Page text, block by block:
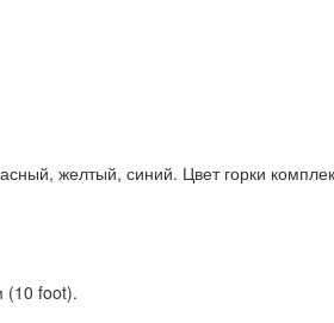
желтый, синий. Цвет горки
(10 foot).